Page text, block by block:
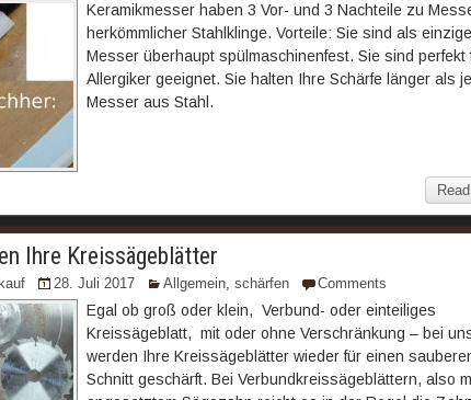
Keramikmesser haben 3 Vor- und 3 Nachteile zu
herkömmlicher Stahlklinge. Vorteile: Sie sind als einzige
Messer überhaupt spülmaschinenfest. Sie sind perfekt
Allergiker geeignet. Sie halten Ihre Schärfe länger als
Messer aus Stahl.
Ihre Kreissägeblätter
28. Juli 2017 Allgemein, schärfen Comments
Egal ob groß oder klein, Verbund- oder einteiliges
Kreissägeblatt, mit oder ohne Verschränkung – bei
werden Ihre Kreissägeblätter wieder für einen
Schnitt geschärft. Bei Verbundkreissägeblättern, also